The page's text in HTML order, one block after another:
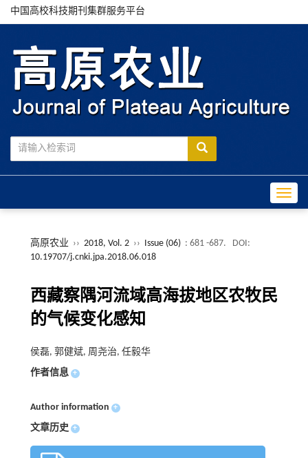
中国高校科技期刊集群服务平台
高原农业 ›› 2018, Vol. 2 ›› Issue (06) : 681 -687.
DOI:
10.19707/j.cnki.jpa.2018.06.018
西藏察隅河流域高海拔地区农牧民
的气候变化感知
侯磊, 郭健斌, 周尧治, 任毅华
作者信息 +
Author information +
文章历史 +